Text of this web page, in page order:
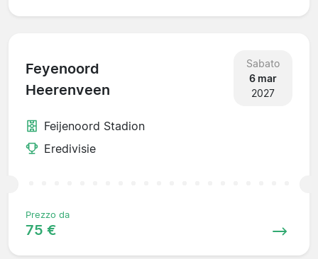
Feyenoord
Heerenveen
Sabato
6 mar
2027
Feijenoord Stadion
Eredivisie
Prezzo da
75 €